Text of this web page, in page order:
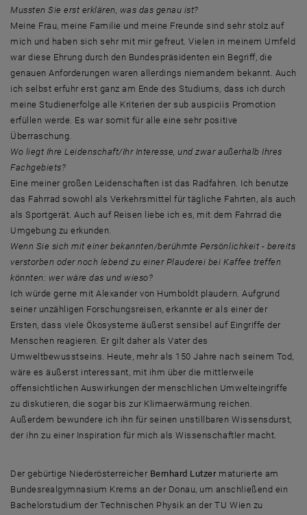
Mussten Sie erst erklären, was das genau ist?
Meine Frau, meine Familie und meine Freunde sind sehr stolz auf
mich und haben sich sehr mit mir gefreut. Vielen in meinem Umfeld
war diese Ehrung durch den Bundespräsidenten ein Begriff, die
genauen Anforderungen waren allerdings niemandem bekannt. Auch
ich selbst erfuhr erst ganz am Ende des Studiums, dass ich durch
meine Studienerfolge alle Kriterien der sub auspiciis Promotion
erfüllen werde. Es war somit für alle eine sehr positive
Überraschung.
Wo liegt Ihre Leidenschaft/Ihr Interesse, und zwar außerhalb Ihres
Fachgebiets?
Eine meiner großen Leidenschaften ist das Radfahren. Ich benutze
das Fahrrad sowohl als Verkehrsmittel für tägliche Fahrten, als auch
als Sportgerät. Auch auf Reisen liebe ich es, mit dem Fahrrad die
Umgebung zu erkunden.
Wenn Sie sich mit einer bekannten/berühmte Persönlichkeit - bereits
verstorben oder noch lebend zu einer Plauderei bei Kaffee treffen
könnten: wer wäre das und wieso?
Ich würde gerne mit Alexander von Humboldt plaudern. Aufgrund
seiner unzähligen Forschungsreisen, erkannte er als einer der
Ersten, dass viele Ökosysteme äußerst sensibel auf Eingriffe der
Menschen reagieren. Er gilt daher als Vater des
Umweltbewusstseins. Heute, mehr als 150 Jahre nach seinem Tod,
wäre es äußerst interessant, mit ihm über die mittlerweile
offensichtlichen Auswirkungen der menschlichen Umwelteingriffe
zu diskutieren, die sogar bis zur Klimaerwärmung reichen.
Außerdem bewundere ich ihn für seinen unstillbaren Wissensdurst,
der ihn zu einer Inspiration für mich als Wissenschaftler macht.
Der gebürtige Niederösterreicher Bernhard Lutzermaturierte am
Bundesrealgymnasium Krems an der Donau, um anschließend ein
Bachelorstudium der Technischen Physik an der TU Wien zu